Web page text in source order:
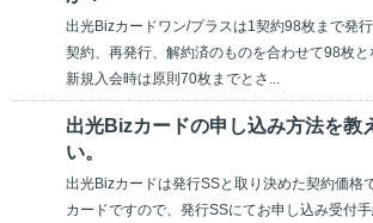
出光Bizカードワン/プラスは1契約98枚まで発
契約、再発行、解約済のものを合わせて98枚と
新規入会時は原則70枚までとさ...
出光Bizカードの申し込み方法を教
い。
出光Bizカードは発行SSと取り決めた契約価格
カードですので、発行SSにてお申し込み受付